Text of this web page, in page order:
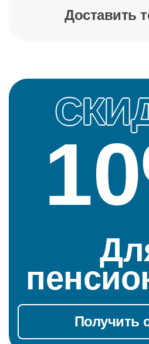
Доставить
Получить